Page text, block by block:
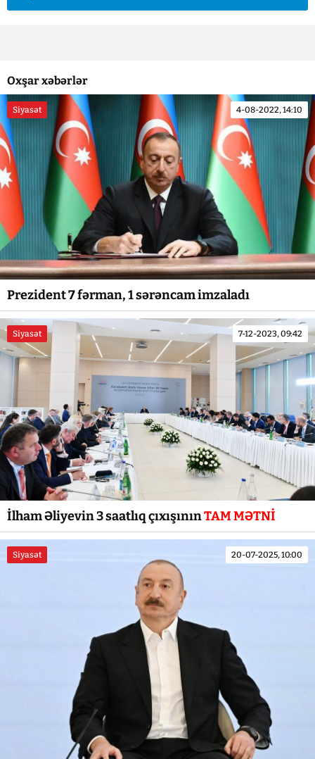
Oxşar xəbərlər
Siyasət 4-08-2022, 14:10
Prezident 7 fərman, 1 sərəncam imzaladı
Siyasət 7-12-2023, 09:42
İlham Əliyevin 3 saatlıq çıxışınınTAM MƏTNİ
Siyasət 20-07-2025, 10:00